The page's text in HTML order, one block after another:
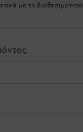
με τη διαθεσιμότητα.